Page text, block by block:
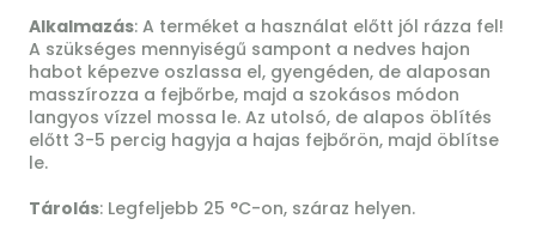
Alkalmazás: A terméket a használat előtt jól rázza fel!
A szükséges mennyiségű sampont a nedves hajon
habot képezve oszlassa el, gyengéden, de alaposan
masszírozza a fejbőrbe, majd a szokásos módon
langyos vízzel mossa le. Az utolsó, de alapos öblítés
előtt 3-5 percig hagyja a hajas fejbőrön, majd öblítse
le.
Tárolás: Legfeljebb 25 °C-on, száraz helyen.